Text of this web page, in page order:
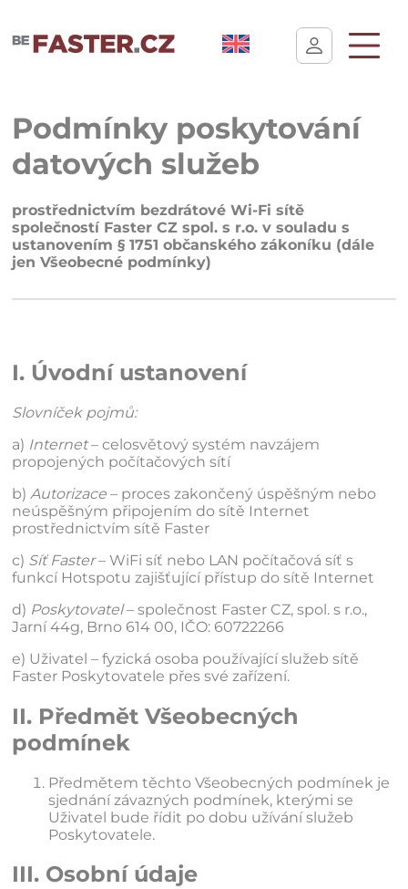
Podmínky poskytování
datových služeb
prostřednictvím bezdrátové Wi-Fi sítě
společností Faster CZ spol. s r.o. v souladu s
ustanovením § 1751 občanského zákoníku (dále
jen Všeobecné podmínky)
I. Úvodní ustanovení
Slovníček pojmů:
a) Internet– celosvětový systém navzájem
propojených počítačových sítí
b) Autorizace – proces zakončený úspěšným nebo
neúspěšným připojením do sítě Internet
prostřednictvím sítě Faster
c) Síť Faster– WiFi síť nebo LAN počítačová síť s
funkcí Hotspotu zajišťující přístup do sítě Internet
d) Poskytovatel– společnost Faster CZ, spol. s r.o.,
Jarní 44g, Brno 614 00, IČO: 60722266
e) Uživatel – fyzická osoba používající služeb sítě
Faster Poskytovatele přes své zařízení.
II. Předmět Všeobecných
podmínek
Předmětem těchto Všeobecných podmínek je
sjednání závazných podmínek, kterými se
Uživatel bude řídit po dobu užívání služeb
Poskytovatele.
III. Osobní údaje